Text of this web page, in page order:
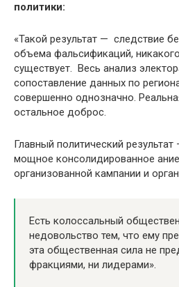
политики:
«Такой результат — следствие
объема фальсификаций,
существует. Весь анализ
сопоставление данных по
совершенно однозначно.
остальное доброс.
Главный политический
мощное консолидированное
организованной кампании и
Есть колоссальный
недовольство тем, что ему
эта общественная сила не
фракциями, ни лидерами».